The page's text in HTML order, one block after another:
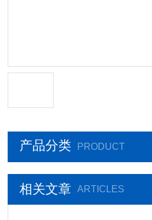
产品分类 PRODUCT
相关文章 ARTICLES